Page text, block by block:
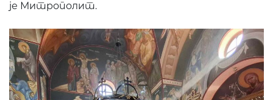
је Митрополит.